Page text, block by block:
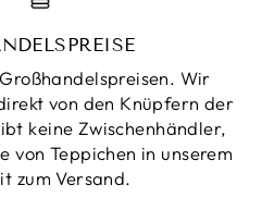
Wir
von den Knüpfern der
keine Zwischenhändler,
von Teppichen in unserem
zum Versand.